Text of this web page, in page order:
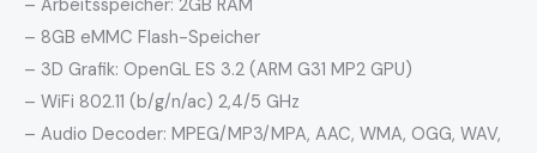
– Arbeitsspeicher: 2GB RAM
– 8GB eMMC Flash-Speicher
– 3D Grafik: OpenGL ES 3.2 (ARM G31 MP2 GPU)
– WiFi 802.11 (b/g/n/ac) 2,4/5 GHz
– Audio Decoder: MPEG/MP3/MPA, AAC, WMA, OGG, WAV,